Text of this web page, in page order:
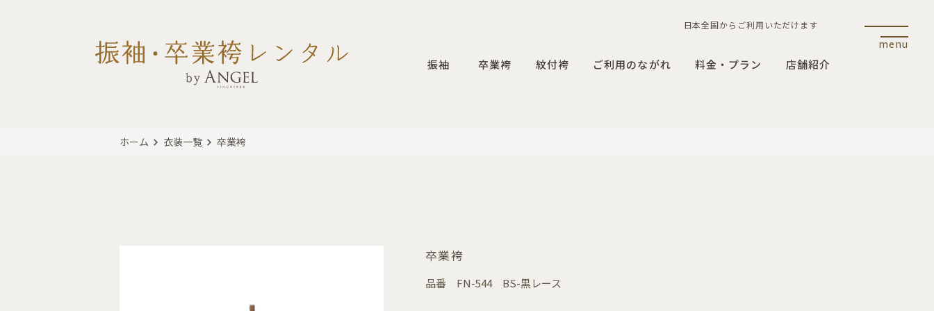
日本全国からご利用いただけます
振袖 卒業袴 紋付袴 ご利用のながれ 料金・プラン 店舗紹介
menu
ホーム 衣装一覧 卒業袴
卒業袴
品番 FN-544 BS-黒レース